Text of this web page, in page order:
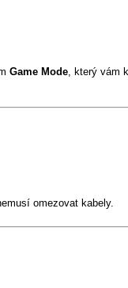
Game Mode, který vám
omezovat kabely.